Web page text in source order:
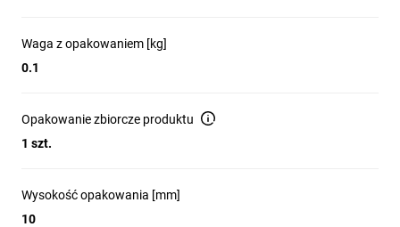
Waga z opakowaniem [kg]
0.1
Opakowanie zbiorcze produktu
1 szt.
Wysokość opakowania [mm]
10